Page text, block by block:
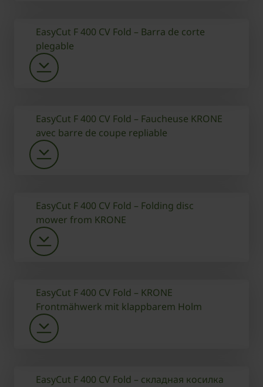
EasyCut F 400 CV Fold – Barra de corte
plegable
EasyCut F 400 CV Fold – Faucheuse KRONE
avec barre de coupe repliable
EasyCut F 400 CV Fold – Folding disc
mower from KRONE
EasyCut F 400 CV Fold – KRONE
Frontmähwerk mit klappbarem Holm
EasyCut F 400 CV Fold – складная косилка